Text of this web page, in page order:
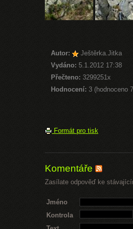
Autor:
Ještěrka.Jitka
Vydáno: 5.1.2012 17:38
Přečteno: 3299251x
Hodnocení: 3 (hodnoceno
Formát pro tisk
Komentáře
Zasílate odpověď ke
Jméno
Kontrola